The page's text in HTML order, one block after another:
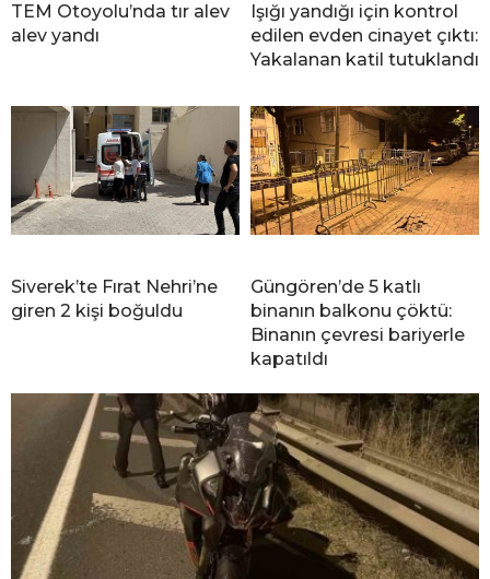
TEM Otoyolu’nda tır alev
alev yandı
Işığı yandığı için kontrol
edilen evden cinayet çıktı:
Yakalanan katil tutuklandı
Siverek’te Fırat Nehri’ne
giren 2 kişi boğuldu
Güngören’de 5 katlı
binanın balkonu çöktü:
Binanın çevresi bariyerle
kapatıldı